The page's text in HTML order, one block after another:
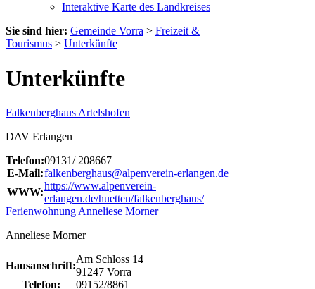
Interaktive Karte des Landkreises
Sie sind hier: Gemeinde Vorra > Freizeit &
Tourismus > Unterkünfte
Unterkünfte
Falkenberghaus Artelshofen
DAV Erlangen
Telefon:09131/ 208667
E-Mail:falkenberghaus@alpenverein-erlangen.de
WWW:
https://www.alpenverein-
erlangen.de/huetten/falkenberghaus/
Ferienwohnung Anneliese Morner
Anneliese Morner
Hausanschrift:
Am Schloss 14
91247 Vorra
Telefon:
09152/8861